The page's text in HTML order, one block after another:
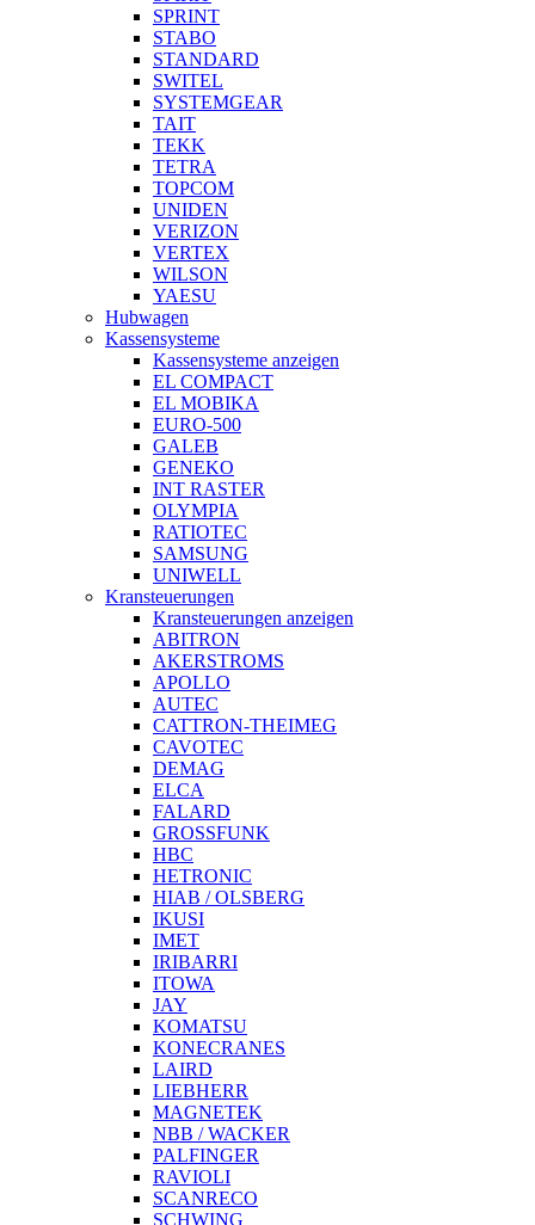
SPRINT
STABO
STANDARD
SWITEL
SYSTEMGEAR
TAIT
TEKK
TETRA
TOPCOM
UNIDEN
VERIZON
VERTEX
WILSON
YAESU
Hubwagen
Kassensysteme
Kassensysteme anzeigen
EL COMPACT
EL MOBIKA
EURO-500
GALEB
GENEKO
INT RASTER
OLYMPIA
RATIOTEC
SAMSUNG
UNIWELL
Kransteuerungen
Kransteuerungen anzeigen
ABITRON
AKERSTROMS
APOLLO
AUTEC
CATTRON-THEIMEG
CAVOTEC
DEMAG
ELCA
FALARD
GROSSFUNK
HBC
HETRONIC
HIAB / OLSBERG
IKUSI
IMET
IRIBARRI
ITOWA
JAY
KOMATSU
KONECRANES
LAIRD
LIEBHERR
MAGNETEK
NBB / WACKER
PALFINGER
RAVIOLI
SCANRECO
SCHWING